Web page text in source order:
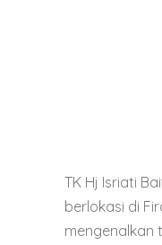
TK Hj Isriati
berlokasi di
mengenalkan